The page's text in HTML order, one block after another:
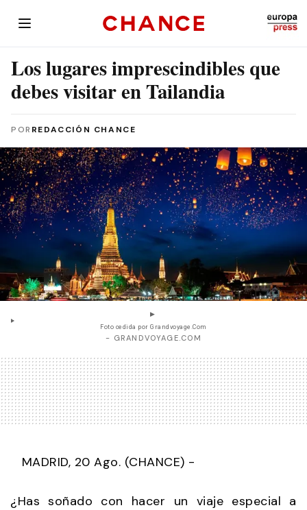
Los lugares imprescindibles que
debes visitar en Tailandia
POR REDACCIÓN CHANCE
Foto cedida por Grandvoyage.Com
- GRANDVOYAGE.COM
MADRID, 20 Ago. (CHANCE) -
¿Has soñado con hacer un viaje especial a